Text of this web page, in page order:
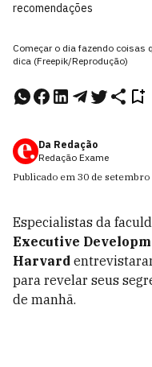
recomendações
Começar o dia fazendo coisas
dica (Freepik/Reprodução)
Da Redação
Redação Exame
Publicado em 30 de setembro
Especialistas da
Executive
Harvard
para revelar seus
de manhã.